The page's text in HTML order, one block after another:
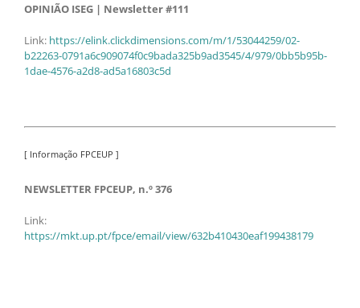
OPINIÃO ISEG | Newsletter #111
Link: https://elink.clickdimensions.com/m/1/53044259/02-
b22263-0791a6c909074f0c9bada325b9ad3545/4/979/0bb5b95b-
1dae-4576-a2d8-ad5a16803c5d
[ Informação FPCEUP ]
NEWSLETTER FPCEUP, n.º 376
Link:
https://mkt.up.pt/fpce/email/view/632b410430eaf199438179